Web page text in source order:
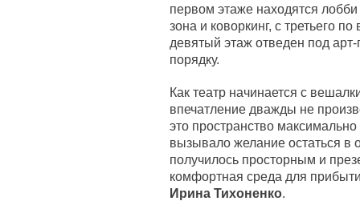
первом этаже находятся
зона и коворкинг, с третьего
девятый этаж отведен под
порядку.
Как театр начинается с
впечатление дважды не
это пространство
вызывало желание остаться в
получилось просторным и
комфортная среда для
Ирина Тихоненко.